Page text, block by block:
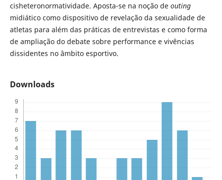
cisheteronormatividade. Aposta-se na noção de outing
midiático como dispositivo de revelação da sexualidade de
atletas para além das práticas de entrevistas e como forma
de ampliação do debate sobre performance e vivências
dissidentes no âmbito esportivo.
Downloads